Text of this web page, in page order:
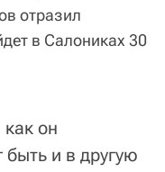
отразил
в Салониках 30
он
и в другую